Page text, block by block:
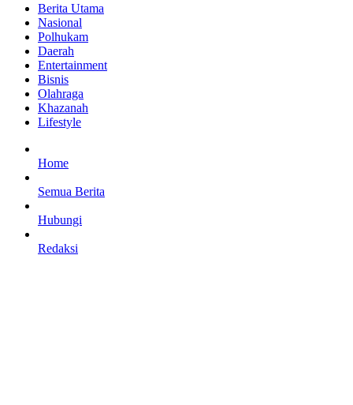
Berita Utama
Nasional
Polhukam
Daerah
Entertainment
Bisnis
Olahraga
Khazanah
Lifestyle
Home
Semua Berita
Hubungi
Redaksi